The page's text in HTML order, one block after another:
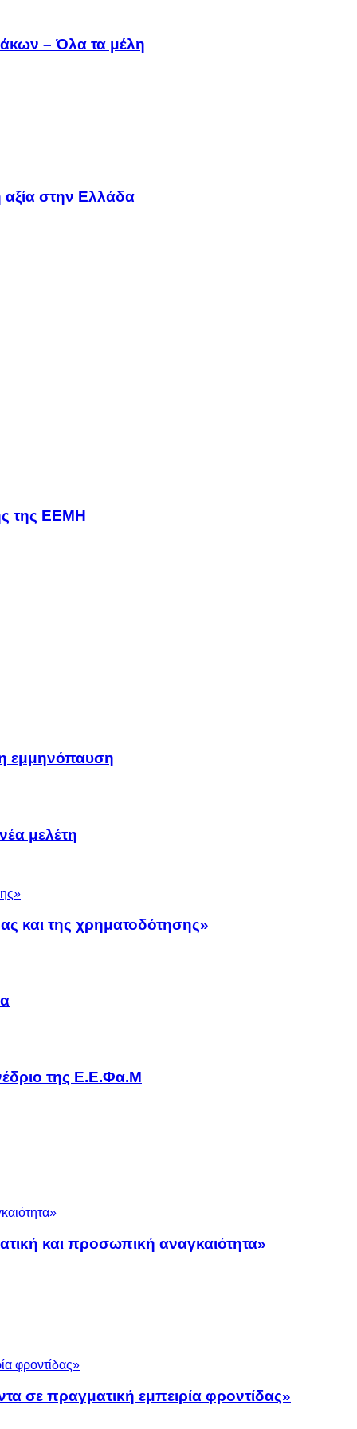
– Όλα τα μέλη
στην Ελλάδα
της ΕΕΜΗ
εμμηνόπαυση
μελέτη
και της χρηματοδότησης»
της Ε.Ε.Φα.Μ
και προσωπική αναγκαιότητα»
σε πραγματική εμπειρία φροντίδας»